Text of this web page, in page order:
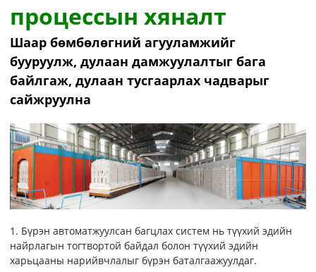
процессын хяналт
Шаар бөмбөлөгний агууламжийг
бууруулж, дулаан дамжуулалтыг бага
байлгаж, дулаан тусгаарлах чадварыг
сайжруулна
1. Бүрэн автоматжуулсан багцлах систем нь түүхий эдийн
найрлагын тогтвортой байдал болон түүхий эдийн
харьцааны нарийвчлалыг бүрэн баталгаажуулдаг.